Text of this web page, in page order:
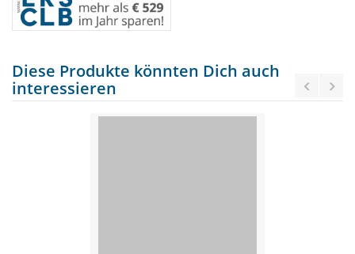
Diese Produkte könnten Dich auch
interessieren